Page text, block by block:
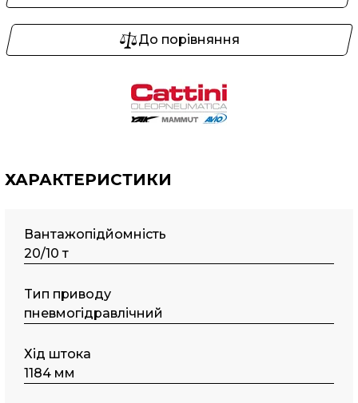
До порівняння
ХАРАКТЕРИСТИКИ
Вантажопідйомність
20/10 т
Tип пpивoду
пнeвмoгідpaвлічний
Хід штока
1184 мм